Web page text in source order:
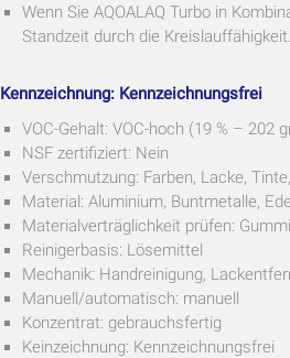
Wenn Sie AQOALAQ Turbo in
Standzeit durch die Kreislauffähigkeit.
Kennzeichnung: Kennzeichnungsfrei
VOC-Gehalt: VOC-hoch (19 % – 202
NSF zertifiziert: Nein
Verschmutzung: Farben, Lacke,
Material: Aluminium, Buntmetalle,
Materialverträglichkeit prüfen:
Reinigerbasis: Lösemittel
Mechanik: Handreinigung,
Manuell/automatisch: manuell
Konzentrat: gebrauchsfertig
Keinzeichnung: Kennzeichnungsfrei